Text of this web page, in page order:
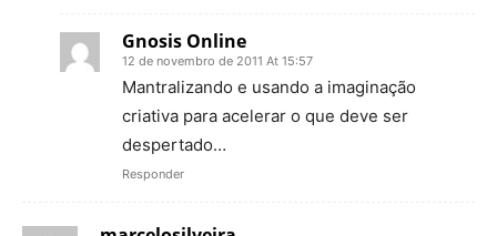
Gnosis Online
12 de novembro de 2011 At 15:57
Mantralizando e usando a imaginação
criativa para acelerar o que deve ser
despertado…
Responder